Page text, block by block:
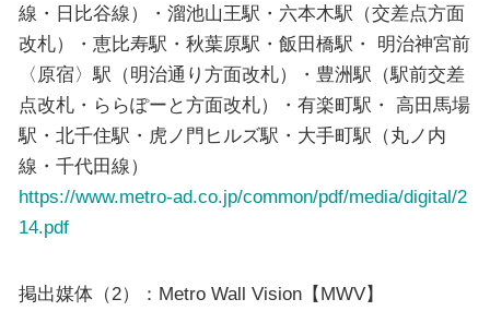
線・日比谷線）・溜池山王駅・六本木駅（交差点方面
改札）・恵比寿駅・秋葉原駅・飯田橋駅・ 明治神宮前
〈原宿〉駅（明治通り方面改札）・豊洲駅（駅前交差
点改札・ららぽーと方面改札）・有楽町駅・ 高田馬場
駅・北千住駅・虎ノ門ヒルズ駅・大手町駅（丸ノ内
線・千代田線）
https://www.metro-ad.co.jp/common/pdf/media/digital/2
14.pdf
掲出媒体（2）：Metro Wall Vision【MWV】